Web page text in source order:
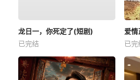
龙日一，你死定了(短剧)
已完结
爱情
已完